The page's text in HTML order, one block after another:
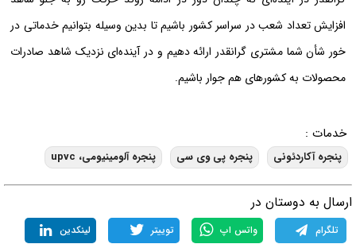
افزایش تعداد شعب در سراسر کشور باشیم تا بدین وسیله بتوانیم خدماتی در
خور شأن شما مشتری گرانقدر ارائه دهیم و در آینده‌ای نزدیک شاهد صادرات
محصولات به کشورهای هم جوار باشیم.
خدمات :
پنجره آکاردئونی پنجره پی وی سی پنجره آلومینیومی، upvc
به دوستان در
تلگرام واتس اپ توییتر لینکدین